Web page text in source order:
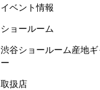
イベント情報
ショールーム
渋谷ショールーム産地ギ
ー
取扱店